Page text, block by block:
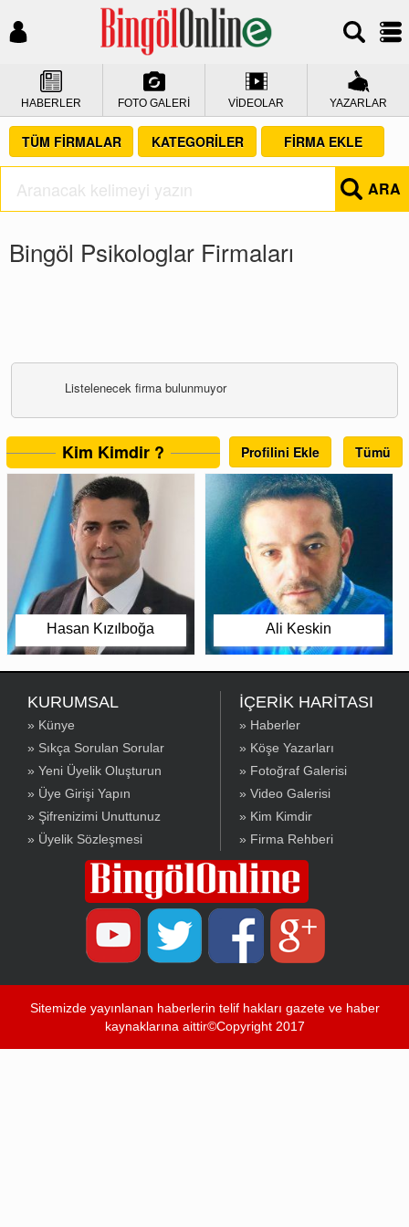
HABERLER FOTO GALERİ VİDEOLAR YAZARLAR
TÜM FİRMALAR KATEGORİLER FİRMA EKLE
ARA
Bingöl Psikologlar Firmaları
Listelenecek firma bulunmuyor
Kim Kimdir ? Profilini Ekle Tümü
Hasan Kızılboğa Ali Keskin
KURUMSAL
» Künye
» Sıkça Sorulan Sorular
» Yeni Üyelik Oluşturun
» Üye Girişi Yapın
» Şifrenizimi Unuttunuz
» Üyelik Sözleşmesi
İÇERİK HARİTASI
» Haberler
» Köşe Yazarları
» Fotoğraf Galerisi
» Video Galerisi
» Kim Kimdir
» Firma Rehberi
Sitemizde yayınlanan haberlerin telif hakları gazete ve haber
kaynaklarına aittir©Copyright 2017